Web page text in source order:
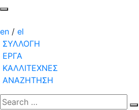
en / el
ΣΥΛΛΟΓΗ
ΕΡΓΑ
ΚΑΛΛΙΤΕΧΝΕΣ
ΑΝΑΖΗΤΗΣΗ